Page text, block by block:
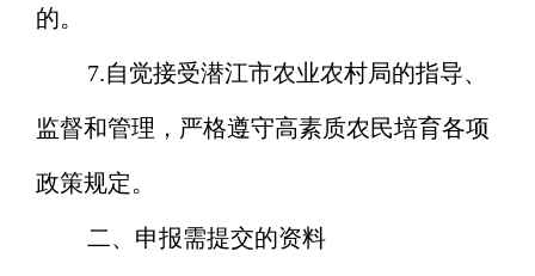
的。
7.自觉接受潜江市农业农村局的指导、
监督和管理，严格遵守高素质农民培育各项
政策规定。
二、申报需提交的资料